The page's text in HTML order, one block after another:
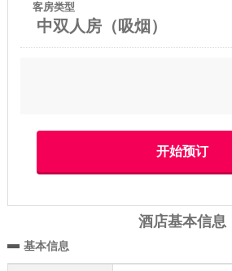
客房类型
中双人房（吸烟）
酒店基本信息
基本信息